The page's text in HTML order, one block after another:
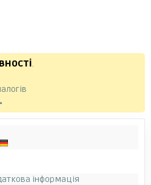
.
інформація